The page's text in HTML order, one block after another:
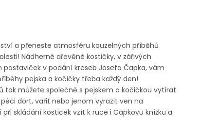
a přeneste atmosféru kouzelných příběhů
Nádherné dřevěné kostičky, v zářivých
v podání kreseb Josefa Čapka, vám
pejska a kočičky třeba každý den!
tak můžete společně s pejskem a kočičkou vytírat
dort, vařit nebo jenom vyrazit ven na
skládání kostiček vzít k ruce i Čapkovu knížku a